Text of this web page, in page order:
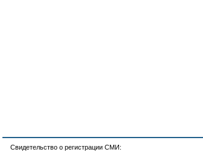
Свидетельство о регистрации СМИ: